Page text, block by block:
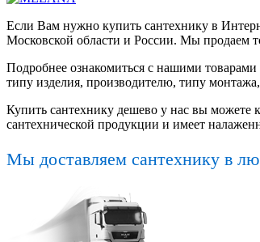
Если Вам нужно купить сантехнику в
Московской области и России. Мы продаем
Подробнее ознакомиться с нашими
типу изделия, производителю, типу
Купить сантехнику дешево у нас вы можете
сантехнической продукции и имеет
Мы доставляем сантехнику в